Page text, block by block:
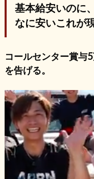
基本給安いのに
なに安いこれが
コールセンター賞与
を告げる。